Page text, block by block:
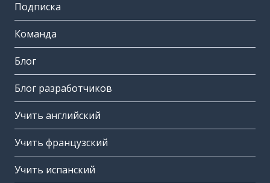
Подписка
Команда
Блог
Блог разработчиков
Учить английский
Учить французский
Учить испанский